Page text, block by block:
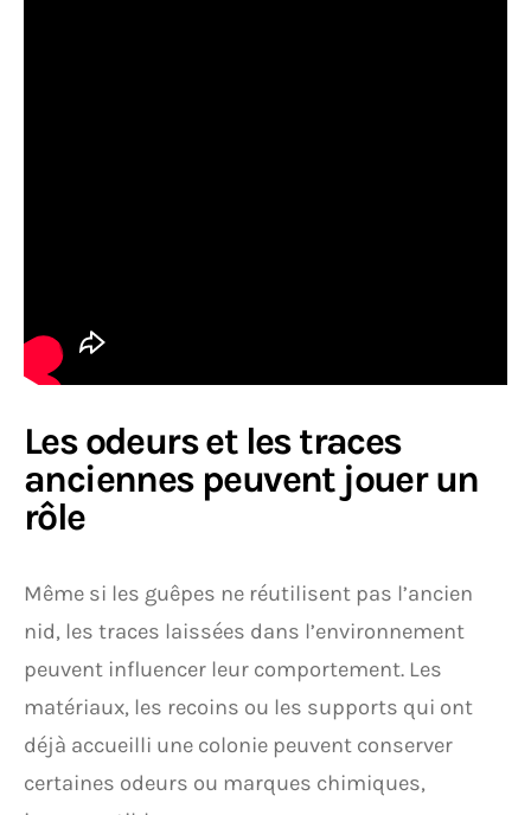
Les odeurs et les traces
anciennes peuvent jouer un
rôle
Même si les guêpes ne réutilisent pas l’ancien
nid, les traces laissées dans l’environnement
peuvent influencer leur comportement. Les
matériaux, les recoins ou les supports qui ont
déjà accueilli une colonie peuvent conserver
certaines odeurs ou marques chimiques,